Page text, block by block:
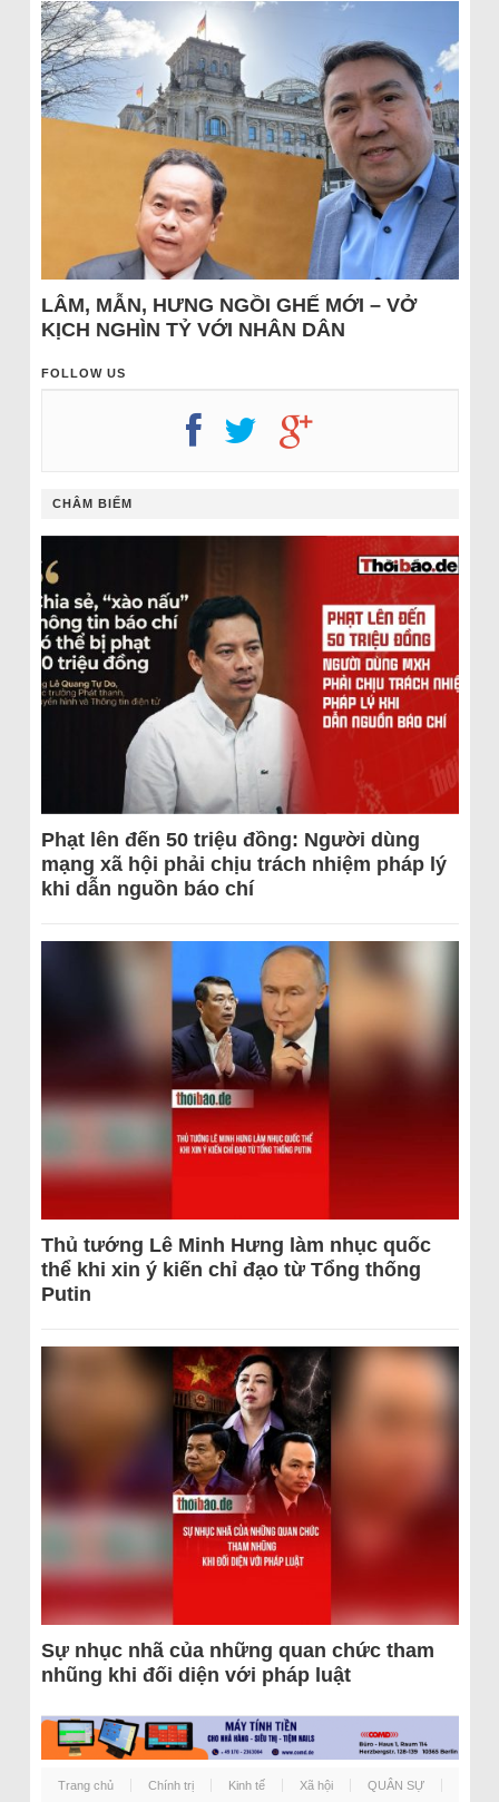
LÂM, MẪN, HƯNG NGỒI GHẾ MỚI – VỞ
KỊCH NGHÌN TỶ VỚI NHÂN DÂN
FOLLOW US
CHÂM BIẾM
Phạt lên đến 50 triệu đồng: Người dùng
mạng xã hội phải chịu trách nhiệm pháp lý
khi dẫn nguồn báo chí
Thủ tướng Lê Minh Hưng làm nhục quốc
thể khi xin ý kiến chỉ đạo từ Tổng thống
Putin
Sự nhục nhã của những quan chức tham
nhũng khi đối diện với pháp luật
Trang chủ Chính trị Kinh tế Xã hội QUÂN SỰ